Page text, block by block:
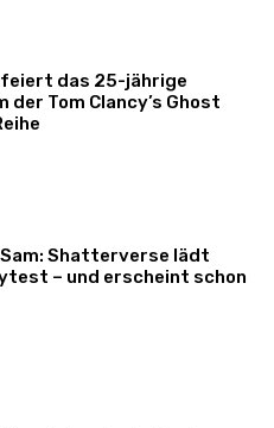
das 25-jährige
der Tom Clancy’s Ghost
Shatterverse lädt
– und erscheint schon